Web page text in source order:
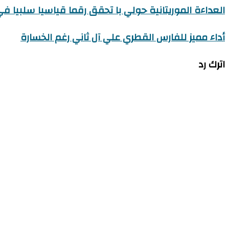
العداءة الموريتانية حولي با تحقق رقما قياسيا سلبيا
أداء مميز للفارس القطري علي آل ثاني رغم الخسارة
اترك رد